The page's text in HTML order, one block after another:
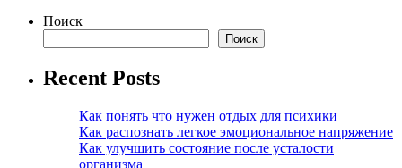
Поиск
Поиск
Recent Posts
Как понять что нужен отдых для психики
Как распознать легкое эмоциональное напряжение
Как улучшить состояние после усталости
организма